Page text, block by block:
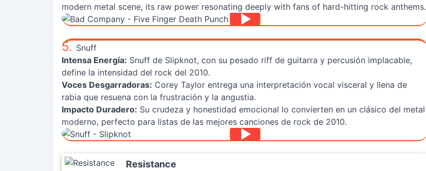
modern metal scene, its raw power resonating deeply with fans of hard-hitting rock anthems.
5. Snuff
Intensa Energía: Snuff de Slipknot, con su pesado riff de guitarra y percusión implacable,
define la intensidad del rock del 2010.
Voces Desgarradoras: Corey Taylor entrega una interpretación vocal visceral y llena de
rabia que resuena con la frustración y la angustia.
Impacto Duradero: Su crudeza y honestidad emocional lo convierten en un clásico del metal
moderno, perfecto para listas de las mejores canciones de rock de 2010.
Resistance